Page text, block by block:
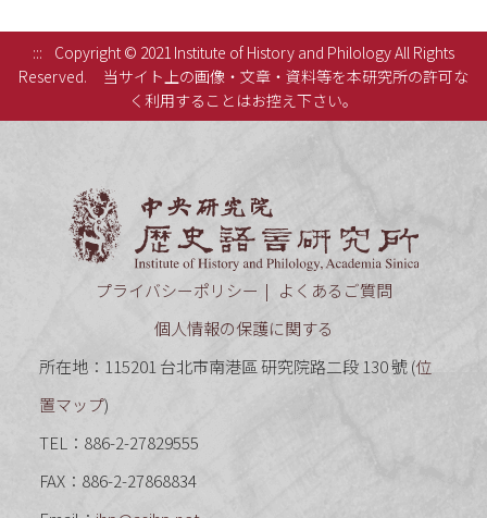
:::
Copyright © 2021 Institute of History and Philology All Rights
Reserved.
当サイト上の画像・文章・資料等を本研究所の許可な
く利用することはお控え下さい。
プライバシーポリシー
よくあるご質問
個人情報の保護に関する
所在地：115201 台北市南港區 研究院路二段 130 號 (位
置マップ)
TEL：886-2-27829555
FAX：886-2-27868834